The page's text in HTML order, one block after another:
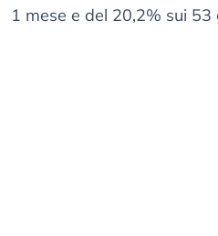
1 mese e del 20,2% sui